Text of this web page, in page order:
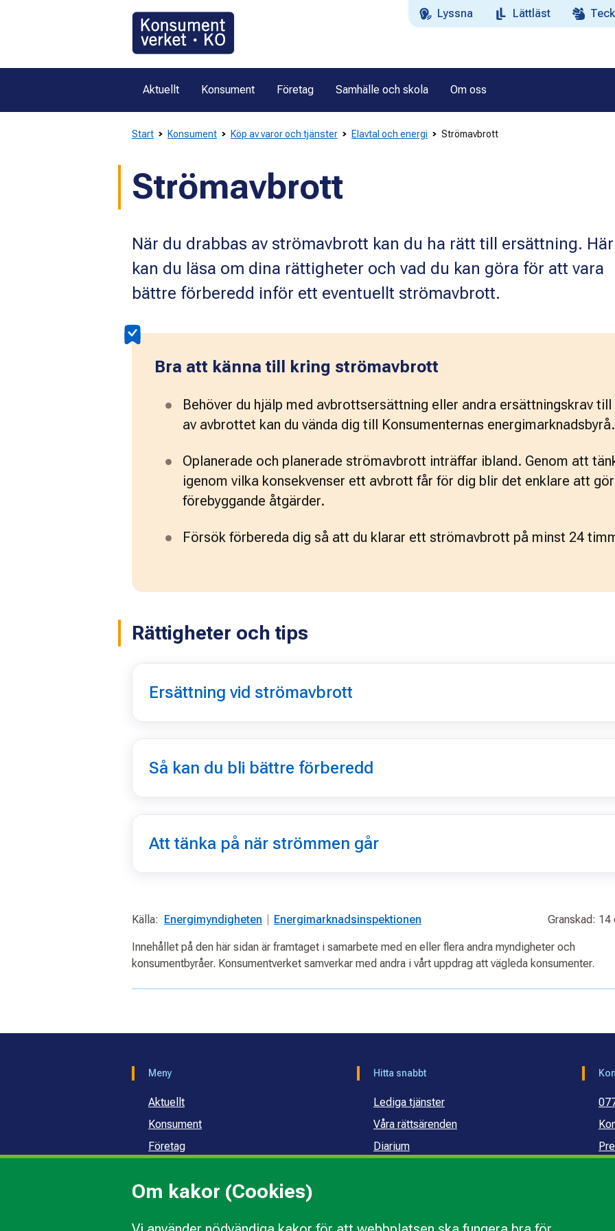
Om kakor (Cookies)
Lyssna Lättläst
Aktuellt Konsument Företag Samhälle och skola Om oss
Start Konsument Köp av varor och tjänster Elavtal och energi Strömavbrott
Strömavbrott
När du drabbas av strömavbrott kan du ha rätt till ersättning. Här
kan du läsa om dina rättigheter och vad du kan göra för att vara
bättre förberedd inför ett eventuellt strömavbrott.
Bra att känna till kring strömavbrott
Behöver du hjälp med avbrottsersättning eller andra ersättningskrav
av avbrottet kan du vända dig till Konsumenternas energimarknadsbyrå.
Oplanerade och planerade strömavbrott inträffar ibland. Genom att
igenom vilka konsekvenser ett avbrott får för dig blir det enklare att
förebyggande åtgärder.
Försök förbereda dig så att du klarar ett strömavbrott på minst 24
Rättigheter och tips
Ersättning vid strömavbrott
Så kan du bli bättre förberedd
Att tänka på när strömmen går
Källa: Energimyndigheten Energimarknadsinspektionen Granskad:
Innehållet på den här sidan är framtaget i samarbete med en eller flera andra myndigheter och
konsumentbyråer. Konsumentverket samverkar med andra i vårt uppdrag att vägleda konsumenter.
Meny
Aktuellt
Konsument
Företag
Om oss
Hitta snabbt
Lediga tjänster
Våra rättsärenden
Diarium